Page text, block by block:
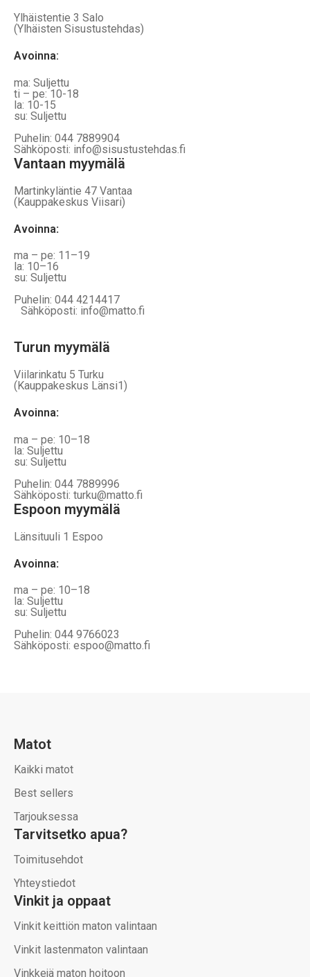
Ylhäistentie 3 Salo
(Ylhäisten Sisustustehdas)
Avoinna:
ma: Suljettu
ti – pe: 10-18
la: 10-15
su: Suljettu
Puhelin: 044 7889904
Sähköposti: info@sisustustehdas.fi
Vantaan myymälä
Martinkyläntie 47 Vantaa
(Kauppakeskus Viisari)
Avoinna:
ma – pe: 11–19
la: 10–16
su: Suljettu
Puhelin: 044 4214417
Sähköposti: info@matto.fi
Turun myymälä
Viilarinkatu 5 Turku
(Kauppakeskus Länsi1)
Avoinna:
ma – pe: 10–18
la: Suljettu
su: Suljettu
Puhelin: 044 7889996
Sähköposti: turku@matto.fi
Espoon myymälä
Länsituuli 1 Espoo
Avoinna:
ma – pe: 10–18
la: Suljettu
su: Suljettu
Puhelin: 044 9766023
Sähköposti: espoo@matto.fi
Matot
Kaikki matot
Best sellers
Tarjouksessa
Tarvitsetko apua?
Toimitusehdot
Yhteystiedot
Vinkit ja oppaat
Vinkit keittiön maton valintaan
Vinkit lastenmaton valintaan
Vinkkejä maton hoitoon